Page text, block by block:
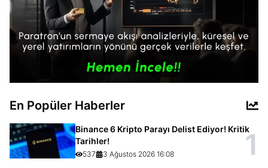
En Popüler Haberler
Binance 6 Kripto Parayı Delist Ediyor! Kritik
Tarihler!
537 3 Ağustos 2026 16:08 1